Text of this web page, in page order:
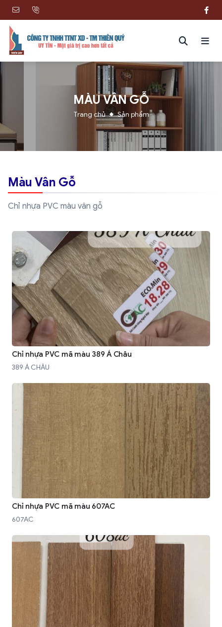
MÀU VÂN GỖ
Trang chủ Sản phẩm
Màu Vân Gỗ
Chỉ nhựa PVC màu vân gỗ
Chỉ nhựa PVC mã màu 389 Á Châu
389 Á CHÂU
Chỉ nhựa PVC mã màu 607AC
607AC